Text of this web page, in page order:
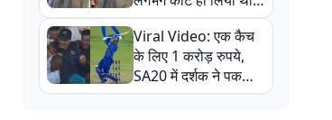
न्यूजीलैंड सीरीज से पहले
बाल-बाल बचे
Viral Video: एक कैच
के लिए 1 करोड़ रुपये,
SA20 में दर्शक ने पकड़ा
एक हाथ से गजब का कैच